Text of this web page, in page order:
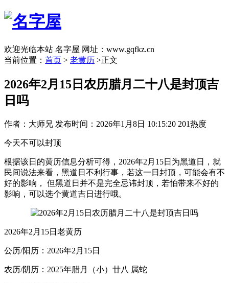
欢迎光临本站 名字屋 网址：www.gqfkz.cn
当前位置： 首页 > 老黄历 >正文
2026年2月15日农历腊月二十八是封顶吉
日吗
作者：大师兄 发布时间：2026年1月8日 10:15:20 201热度
今天不可以封顶
根据该日的黄历信息分析可得，2026年2月15日为黑道日，就
民间说法来看，黑道日不利行事，若这一日封顶，可能会有不
好的影响， 但黑道日并不是完全忌讳封顶，若怕带来不好的
影响，可以选个黄道吉日进行哦。
2026年2月15日老黄历
公历/阳历：2026年2月15日
农历/阴历：2025年腊月（小）廿八 属蛇